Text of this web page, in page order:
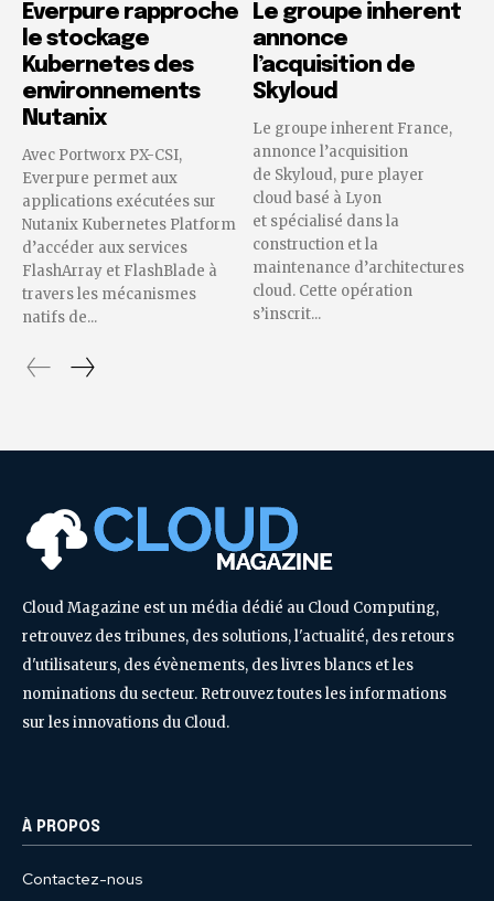
Everpure rapproche
le stockage
Kubernetes des
environnements
Nutanix
Avec Portworx PX-CSI,
Everpure permet aux
applications exécutées sur
Nutanix Kubernetes Platform
d’accéder aux services
FlashArray et FlashBlade à
travers les mécanismes
natifs de...
Le groupe inherent
annonce
l’acquisition de
Skyloud
Le groupe inherent France,
annonce l’acquisition
de Skyloud, pure player
cloud basé à Lyon
et spécialisé dans la
construction et la
maintenance d’architectures
cloud. Cette opération
s’inscrit...
Cloud Magazine est un média dédié au Cloud Computing,
retrouvez des tribunes, des solutions, l'actualité, des retours
d'utilisateurs, des évènements, des livres blancs et les
nominations du secteur. Retrouvez toutes les informations
sur les innovations du Cloud.
À PROPOS
Contactez-nous